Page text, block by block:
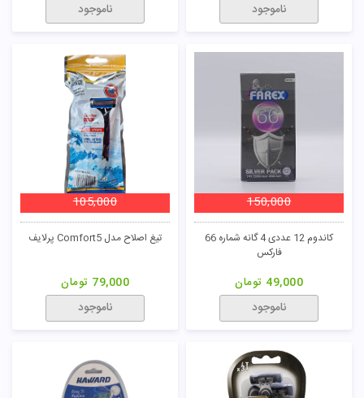
ناموجود
ناموجود
کاندوم 12 عددی 4 گانه شماره 66
فارکس
150,000
49,000 تومان
ناموجود
تیغ اصلاح مدل Comfort5 پرلایف
105,000
79,000 تومان
ناموجود